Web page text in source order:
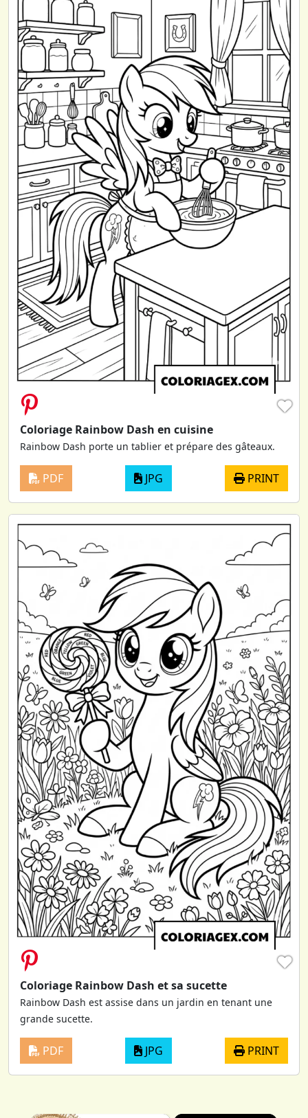
♥
Coloriage Rainbow Dash en cuisine
Rainbow Dash porte un tablier et prépare des gâteaux.
PDF JPG PRINT
♥
Coloriage Rainbow Dash et sa sucette
Rainbow Dash est assise dans un jardin en tenant une
grande sucette.
PDF JPG PRINT